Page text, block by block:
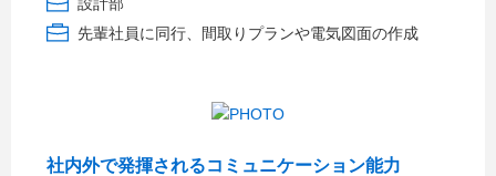
先輩社員に同行、間取りプランや電気図面の作成
社内外で発揮されるコミュニケーション能力